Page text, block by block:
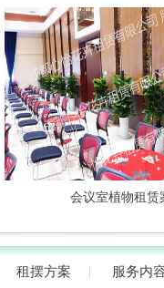
会议室植物租赁案例
租摆方案 服务内